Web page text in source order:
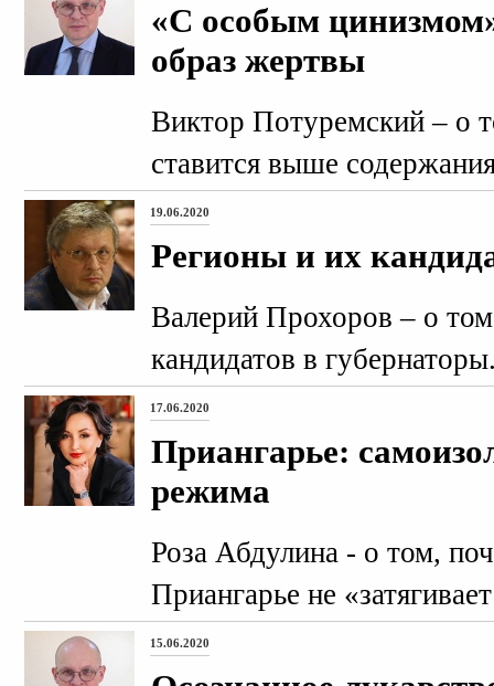
«С особым
образ жертвы
Виктор Потуремский – о
ставится выше
19.06.2020
Регионы и их
Валерий Прохоров – о
кандидатов в
17.06.2020
Приангарье:
режима
Роза Абдулина - о том,
Приангарье не
15.06.2020